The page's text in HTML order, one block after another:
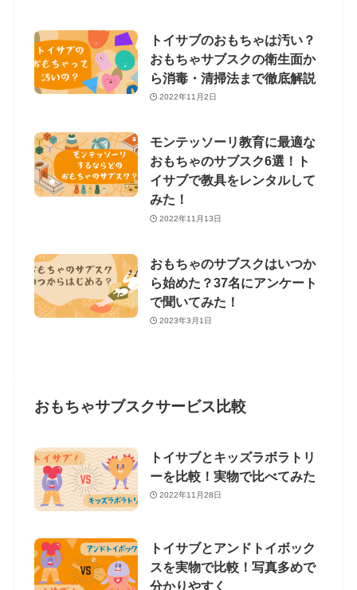
トイサブのおもちゃは汚い？
おもちゃサブスクの衛生面か
ら消毒・清掃法まで徹底解説
2022年11月2日
モンテッソーリ教育に最適な
おもちゃのサブスク6選！ト
イサブで教具をレンタルして
みた！
2022年11月13日
おもちゃのサブスクはいつか
ら始めた？37名にアンケート
で聞いてみた！
2023年3月1日
おもちゃサブスクサービス比較
トイサブとキッズラボラトリ
ーを比較！実物で比べてみた
2022年11月28日
トイサブとアンドトイボック
スを実物で比較！写真多めで
分かりやすく